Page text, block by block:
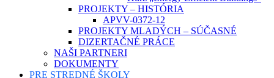
PROJEKTY – HISTÓRIA
APVV-0372-12
PROJEKTY MLADÝCH – SÚČASNÉ
DIZERTAČNÉ PRÁCE
NAŠI PARTNERI
DOKUMENTY
PRE STREDNÉ ŠKOLY